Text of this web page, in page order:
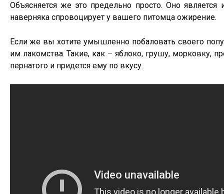
Объясняется же это предельно просто. Оно
наверняка спровоцирует у вашего питомца ожирение.
Если же вы хотите умышленно побаловать своего
им лакомства. Такие, как – яблоко, грушу, морковку,
пернатого и придется ему по вкусу.